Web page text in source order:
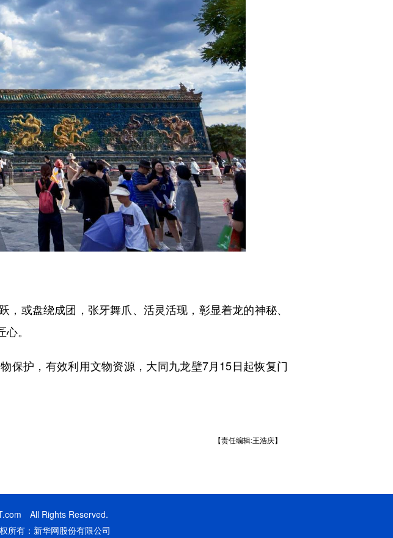
或盘绕成团，张牙舞爪、活灵活现，彰显着龙的神秘、
。
护，有效利用文物资源，大同九龙壁7月15日起恢复门
【责任编辑:王浩庆】
All Rights Reserved.
有：新华网股份有限公司